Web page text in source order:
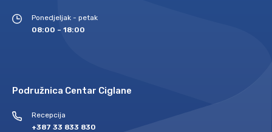
Ponedjeljak - petak
08:00 – 18:00
Podružnica Centar Ciglane
Recepcija
+387 33 833 830